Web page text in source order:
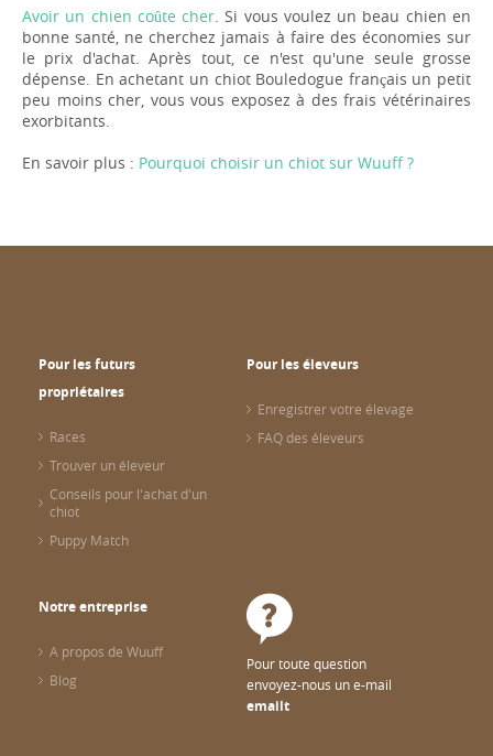
Avoir un chien coûte cher. Si vous voulez un beau chien en
bonne santé, ne cherchez jamais à faire des économies sur
le prix d'achat. Après tout, ce n'est qu'une seule grosse
dépense. En achetant un chiot Bouledogue français un petit
peu moins cher, vous vous exposez à des frais vétérinaires
exorbitants.
En savoir plus : Pourquoi choisir un chiot sur Wuuff ?
Pour les futurs
propriétaires
Races
Trouver un éleveur
Conseils pour l'achat d'un
chiot
Puppy Match
Pour les éleveurs
Enregistrer votre élevage
FAQ des éleveurs
Notre entreprise
A propos de Wuuff
Blog
Pour toute question
envoyez-nous un e-mail
emailt